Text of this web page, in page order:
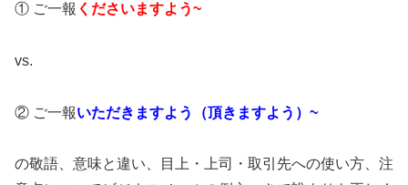
① ご一報 くださいますよう~
vs.
② ご一報いただきますよう（頂きますよう）~
の敬語、意味と違い、目上・上司・取引先への使い方、注